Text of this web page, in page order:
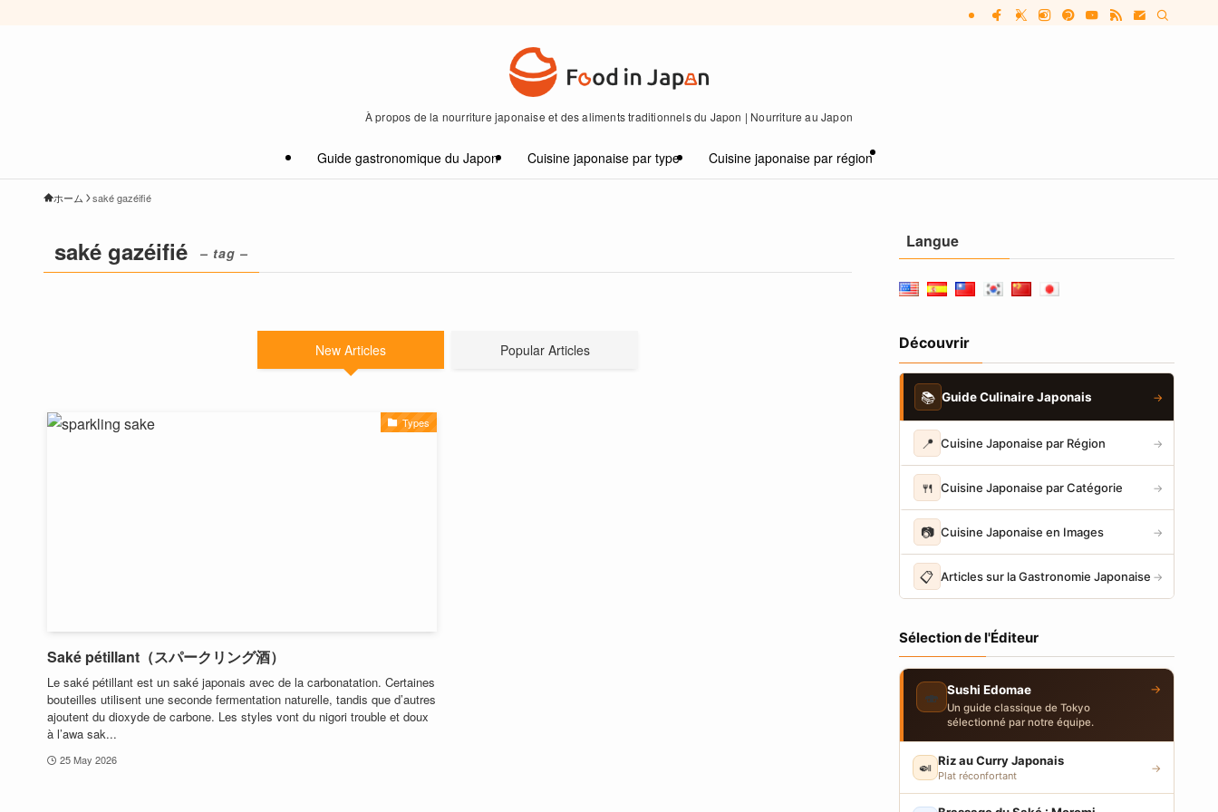
À propos de la nourriture japonaise et des aliments traditionnels du Japon | Nourriture au Japon
Guide gastronomique du Japon Cuisine japonaise par type Cuisine japonaise par région
ホーム saké gazéifié
saké gazéifié – tag –
New Articles Popular Articles
Types
Saké pétillant（スパークリング酒）
Le saké pétillant est un saké japonais avec de la carbonatation. Certaines
bouteilles utilisent une seconde fermentation naturelle, tandis que d’autres
ajoutent du dioxyde de carbone. Les styles vont du nigori trouble et doux
à l’awa sak...
25 May 2026
Langue
Découvrir
📚 Guide Culinaire Japonais →
📍 Cuisine Japonaise par Région →
🍴 Cuisine Japonaise par Catégorie →
📷 Cuisine Japonaise en Images →
📋 Articles sur la Gastronomie Japonaise →
Sélection de l'Éditeur
🍣 Sushi Edomae
Un guide classique de Tokyo
sélectionné par notre équipe.
→
🍛 Riz au Curry Japonais
Plat réconfortant
→